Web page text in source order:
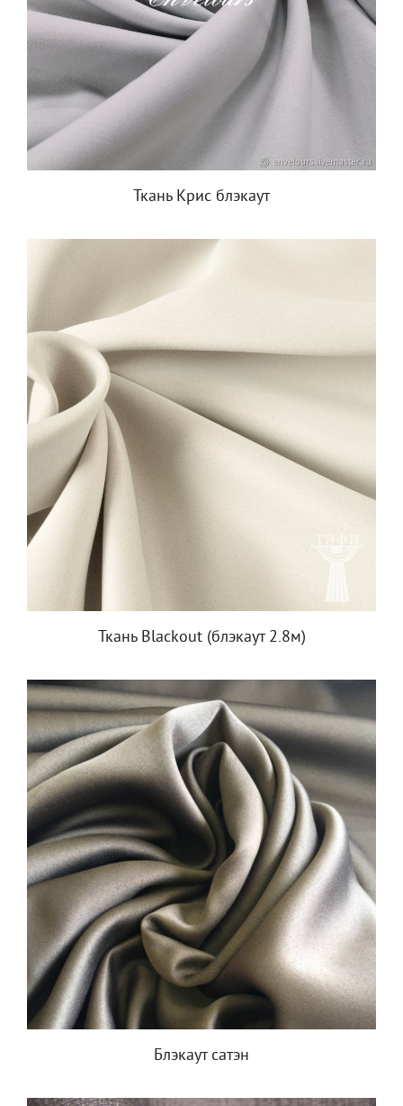
Ткань Крис блэкаут
Ткань Blackout (блэкаут 2.8м)
Блэкаут сатэн